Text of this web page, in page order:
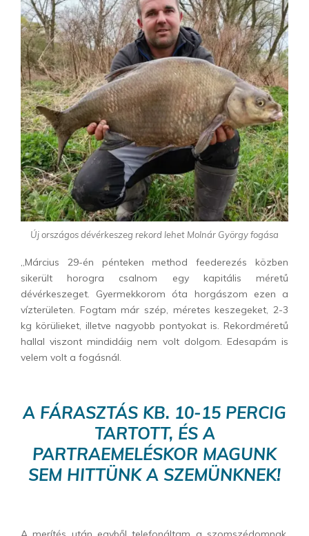
Új országos dévérkeszeg rekord lehet Molnár György fogása
„Március 29-én pénteken method feederezés közben
sikerült horogra csalnom egy kapitális méretű
dévérkeszeget. Gyermekkorom óta horgászom ezen a
vízterületen. Fogtam már szép, méretes keszegeket, 2-3
kg körülieket, illetve nagyobb pontyokat is. Rekordméretű
hallal viszont mindidáig nem volt dolgom. Edesapám is
velem volt a fogásnál.
A FÁRASZTÁS KB. 10-15 PERCIG
TARTOTT, ÉS A
PARTRAEMELÉSKOR MAGUNK
SEM HITTÜNK A SZEMÜNKNEK!